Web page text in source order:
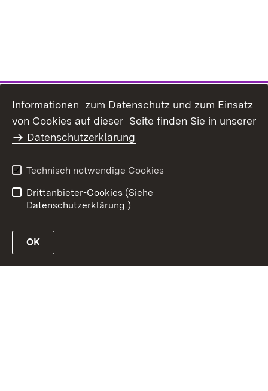
Inhaltsübersicht
Kontakt
Barrierefreiheit
Benutzungshinweise
Informationen zum Datenschutz und zum Einsatz
von Cookies auf dieser Seite finden Sie in unserer
Datenschutzerklärung
Technisch notwendige Cookies
Drittanbieter-Cookies (Siehe
Datenschutzerklärung.)
OK